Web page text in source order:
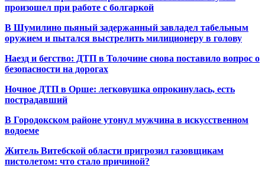
произошел при работе с болгаркой
В Шумилино пьяный задержанный завладел табельным
оружием и пытался выстрелить милиционеру в голову
Наезд и бегство: ДТП в Толочине снова поставило вопрос о
безопасности на дорогах
Ночное ДТП в Орше: легковушка опрокинулась, есть
пострадавший
В Городокском районе утонул мужчина в искусственном
водоеме
Житель Витебской области пригрозил газовщикам
пистолетом: что стало причиной?